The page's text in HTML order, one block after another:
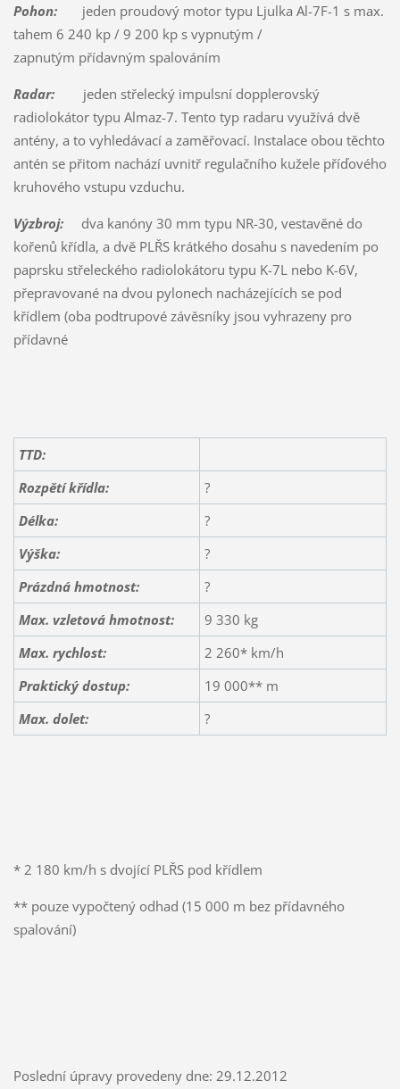
Pohon:jeden proudový motor typu Ljulka Al-7F-1 s max.
tahem 6 240 kp / 9 200 kp s vypnutým /
zapnutým přídavným spalováním
Radar:jeden střelecký impulsní dopplerovský
radiolokátor typu Almaz-7. Tento typ radaru využívá dvě
antény, a to vyhledávací a zaměřovací. Instalace obou těchto
antén se přitom nachází uvnitř regulačního kužele příďového
kruhového vstupu vzduchu.
Výzbroj:dva kanóny 30 mm typu NR-30, vestavěné do
kořenů křídla, a dvě PLŘS krátkého dosahu s navedením po
paprsku střeleckého radiolokátoru typu K-7L nebo K-6V,
přepravované na dvou pylonech nacházejících se pod
křídlem (oba podtrupové závěsníky jsou vyhrazeny pro
přídavné
TTD:
Rozpětí křídla:
?
Délka:
?
Výška:
?
Prázdná hmotnost:
?
Max. vzletová hmotnost:
9 330 kg
Max. rychlost:
2 260* km/h
Praktický dostup:
19 000** m
Max. dolet:
?
* 2 180 km/h s dvojící PLŘS pod křídlem
** pouze vypočtený odhad (15 000 m bez přídavného
spalování)
Poslední úpravy provedeny dne: 29.12.2012